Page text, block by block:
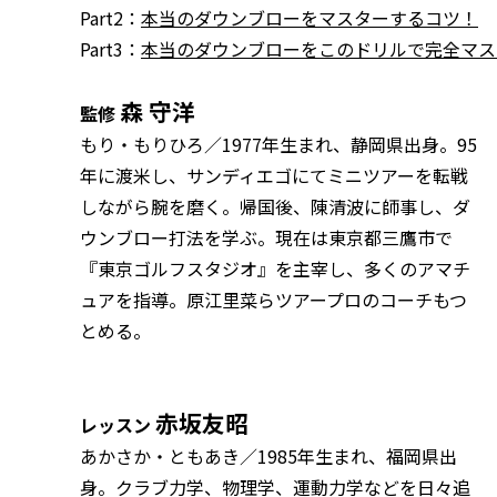
Part2： 本当のダウンブローをマスターするコツ！
Part3： 本当のダウンブローをこのドリルで完全マ
監修 森 守洋
もり・もりひろ／1977年生まれ、静岡県出身。95
年に渡米し、サンディエゴにてミニツアーを転戦
しながら腕を磨く。帰国後、陳清波に師事し、ダ
ウンブロー打法を学ぶ。現在は東京都三鷹市で
『東京ゴルフスタジオ』を主宰し、多くのアマチ
ュアを指導。原江里菜らツアープロのコーチもつ
とめる。
レッスン 赤坂友昭
あかさか・ともあき／1985年生まれ、福岡県出
身。クラブ力学、物理学、運動力学などを日々追